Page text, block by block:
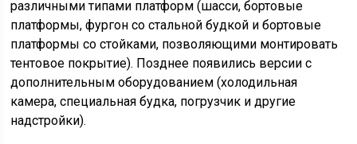
противоскользящее покрытие, и бампером,
выполненным из ударопрочного пластика.
Как и до обновления, КамАЗ 65117 выпускался в
нескольких версиях. Габаритные размеры остались
прежними. Увеличились лишь длина и передний свес.
Сказался рестайлинг и на снаряженной массе, которую